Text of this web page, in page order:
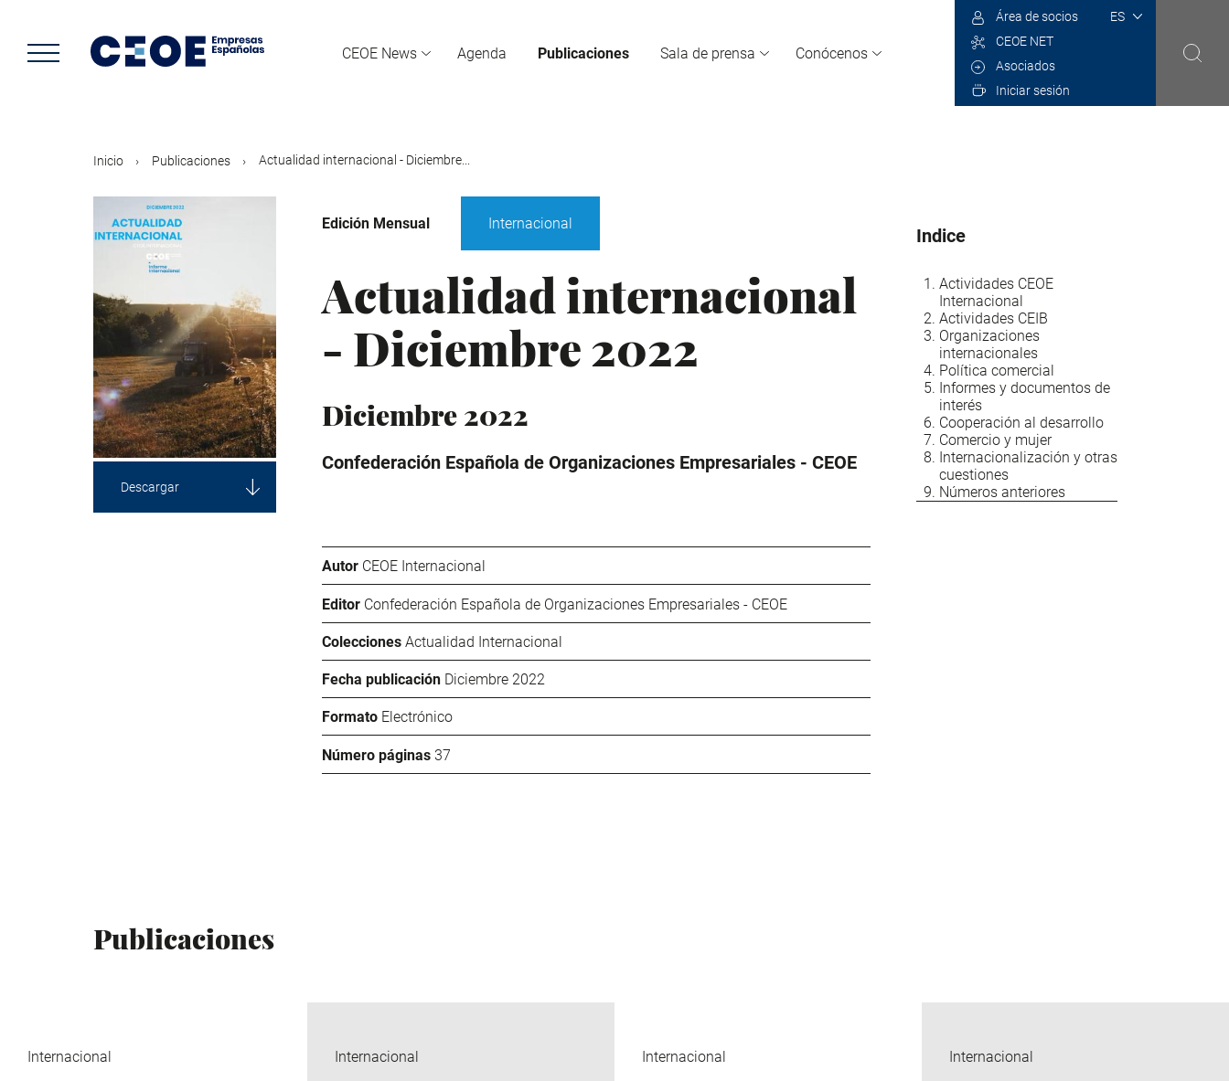
contenido
principal
CEOE News Agenda Publicaciones Sala de prensa Conócenos
Select
Área de socios
CEOE NET
Asociados
Iniciar sesión
Inicio Publicaciones Actualidad internacional - Diciembre...
Descargar
Edición Mensual Internacional
Actualidad internacional
- Diciembre 2022
Diciembre 2022
Confederación Española de Organizaciones Empresariales - CEOE
Autor CEOE Internacional
Editor Confederación Española de Organizaciones Empresariales - CEOE
Colecciones Actualidad Internacional
Fecha publicación Diciembre 2022
Formato Electrónico
Número páginas 37
Indice
Actividades CEOE
Internacional
Actividades CEIB
Organizaciones
internacionales
Política comercial
Informes y documentos de
interés
Cooperación al desarrollo
Comercio y mujer
Internacionalización y otras
cuestiones
Números anteriores
Publicaciones
Internacional Internacional Internacional Internacional